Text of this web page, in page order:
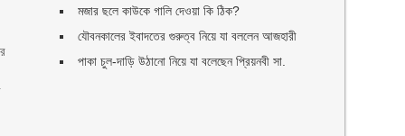
মজার ছলে কাউকে গালি দেওয়া কি ঠিক?
যৌবনকালের ইবাদতের গুরুত্ব নিয়ে যা বললেন আজহারী
পাকা চুল-দাড়ি উঠানো নিয়ে যা বলেছেন প্রিয়নবী সা.